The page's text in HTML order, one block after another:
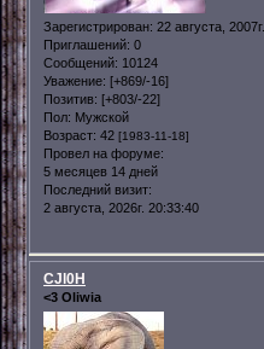
Зарегистрирован: 22 августа, 2007г.
Приглашений: 0
Сообщений: 10124
Уважение: [+869/-16]
Позитив: [+803/-22]
Пол: Мужской
Возраст: 42 [1983-11-18]
Провел на форуме:
5 месяцев 14 дней
Последний визит:
2 августа, 2026г. 20:33:40
CJl0H
<3 Oliwia